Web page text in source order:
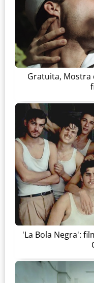
Gratuita, Mostra
'La Bola Negra':